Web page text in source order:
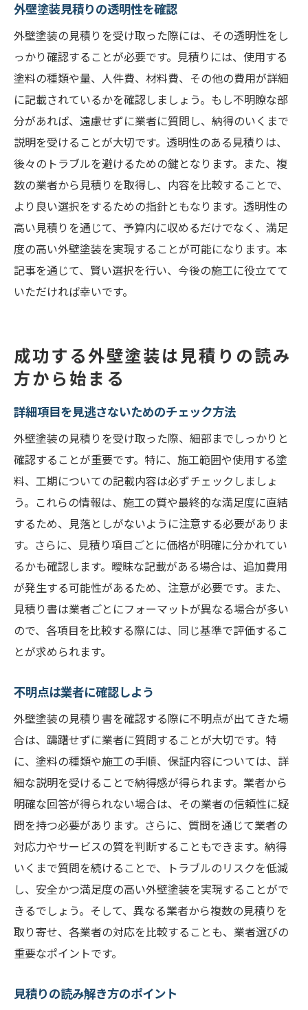
外壁塗装見積りの透明性を確認
外壁塗装の見積りを受け取った際には、その透明性をし
っかり確認することが必要です。見積りには、使用する
塗料の種類や量、人件費、材料費、その他の費用が詳細
に記載されているかを確認しましょう。もし不明瞭な部
分があれば、遠慮せずに業者に質問し、納得のいくまで
説明を受けることが大切です。透明性のある見積りは、
後々のトラブルを避けるための鍵となります。また、複
数の業者から見積りを取得し、内容を比較することで、
より良い選択をするための指針ともなります。透明性の
高い見積りを通じて、予算内に収めるだけでなく、満足
度の高い外壁塗装を実現することが可能になります。本
記事を通じて、賢い選択を行い、今後の施工に役立てて
いただければ幸いです。
成功する外壁塗装は見積りの読み
方から始まる
詳細項目を見逃さないためのチェック方法
外壁塗装の見積りを受け取った際、細部までしっかりと
確認することが重要です。特に、施工範囲や使用する塗
料、工期についての記載内容は必ずチェックしましょ
う。これらの情報は、施工の質や最終的な満足度に直結
するため、見落としがないように注意する必要がありま
す。さらに、見積り項目ごとに価格が明確に分かれてい
るかも確認します。曖昧な記載がある場合は、追加費用
が発生する可能性があるため、注意が必要です。また、
見積り書は業者ごとにフォーマットが異なる場合が多い
ので、各項目を比較する際には、同じ基準で評価するこ
とが求められます。
不明点は業者に確認しよう
外壁塗装の見積り書を確認する際に不明点が出てきた場
合は、躊躇せずに業者に質問することが大切です。特
に、塗料の種類や施工の手順、保証内容については、詳
細な説明を受けることで納得感が得られます。業者から
明確な回答が得られない場合は、その業者の信頼性に疑
問を持つ必要があります。さらに、質問を通じて業者の
対応力やサービスの質を判断することもできます。納得
いくまで質問を続けることで、トラブルのリスクを低減
し、安全かつ満足度の高い外壁塗装を実現することがで
きるでしょう。そして、異なる業者から複数の見積りを
取り寄せ、各業者の対応を比較することも、業者選びの
重要なポイントです。
見積りの読み解き方のポイント